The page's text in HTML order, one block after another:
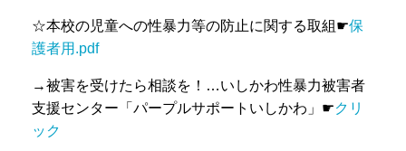
☆本校の児童への性暴力等の防止に関する取組☛保
護者用.pdf
→被害を受けたら相談を！…いしかわ性暴力被害者
支援センター「パープルサポートいしかわ」 ☛クリ
ック